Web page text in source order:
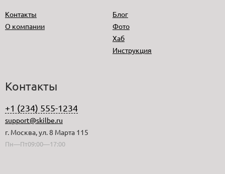
Контакты
О компании
Блог
Фото
Хаб
Инструкция
Контакты
+1 (234) 555-1234
support@skilbe.ru
г. Москва, ул. 8 Марта 115
Пн—Пт09:00—17:00